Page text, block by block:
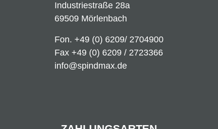
Industriestraße 28a
69509 Mörlenbach
Fon. +49 (0) 6209/ 2704900
Fax +49 (0) 6209 / 2723366
info@spindmax.de